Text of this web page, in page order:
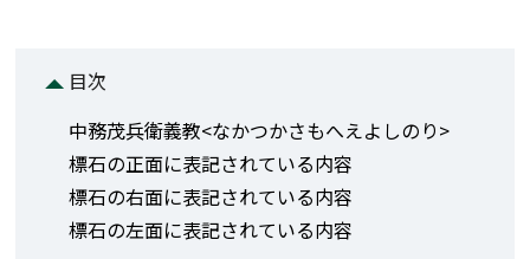
目次
中務茂兵衛義教<なかつかさもへえよしのり>
標石の正面に表記されている内容
標石の右面に表記されている内容
標石の左面に表記されている内容